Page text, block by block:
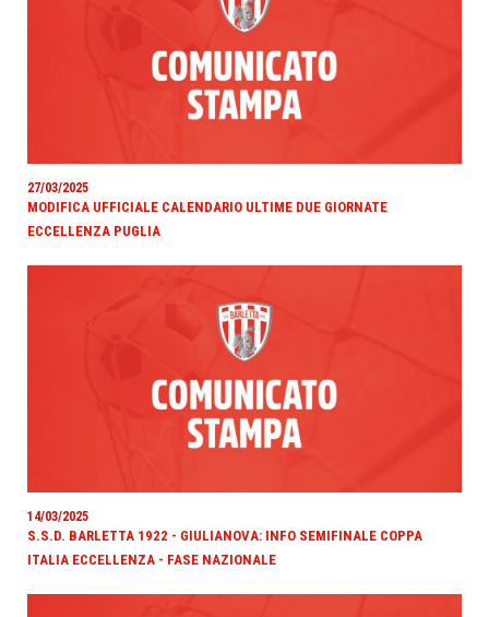
27/03/2025
MODIFICA UFFICIALE CALENDARIO ULTIME DUE GIORNATE
ECCELLENZA PUGLIA
14/03/2025
S.S.D. BARLETTA 1922 - GIULIANOVA: INFO SEMIFINALE COPPA
ITALIA ECCELLENZA - FASE NAZIONALE